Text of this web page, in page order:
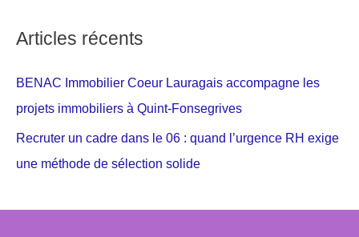
Articles récents
BENAC Immobilier Coeur Lauragais accompagne les
projets immobiliers à Quint-Fonsegrives
Recruter un cadre dans le 06 : quand l’urgence RH exige
une méthode de sélection solide